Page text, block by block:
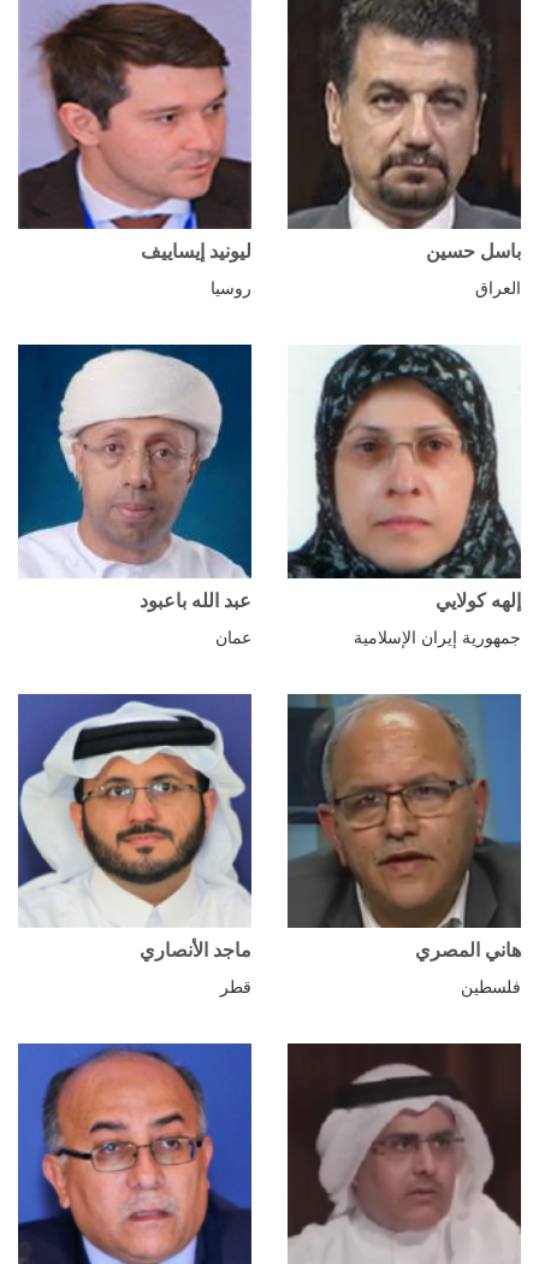
باسل حسين
العراق
ليونيد إيساييف
روسيا
إلهه كولايي
جمهورية إيران الإسلامية
عبد الله باعبود
عمان
هاني المصري
فلسطين
ماجد الأنصاري
قطر